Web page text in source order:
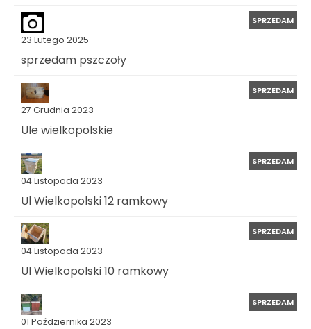
23 Lutego 2025
SPRZEDAM
sprzedam pszczoły
27 Grudnia 2023
SPRZEDAM
Ule wielkopolskie
04 Listopada 2023
SPRZEDAM
Ul Wielkopolski 12 ramkowy
04 Listopada 2023
SPRZEDAM
Ul Wielkopolski 10 ramkowy
01 Października 2023
SPRZEDAM